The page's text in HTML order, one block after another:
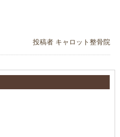
投稿者 キャロット整骨院